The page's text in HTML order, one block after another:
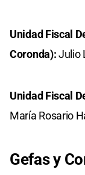
Unidad Fiscal
Coronda):Julio
Unidad Fiscal
María Rosario
Gefas y